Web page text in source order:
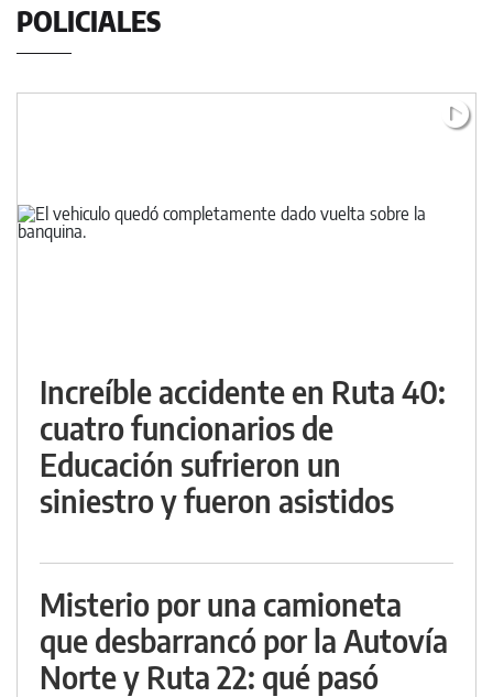
POLICIALES
Increíble accidente en Ruta 40:
cuatro funcionarios de
Educación sufrieron un
siniestro y fueron asistidos
Misterio por una camioneta
que desbarrancó por la Autovía
Norte y Ruta 22: qué pasó